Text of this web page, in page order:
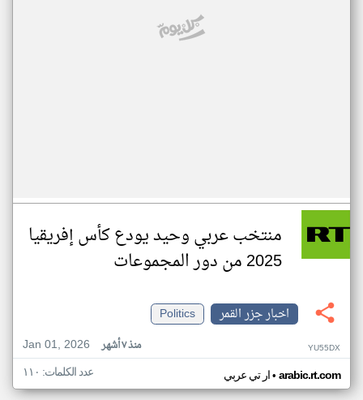
منتخب عربي وحيد يودع كأس إفريقيا
2025 من دور المجموعات
اخبار جزر القمر
Politics
Jan 01, 2026
منذ ٧ أشهر YU55DX
ار تي عربي• arabic.rt.com عدد الكلمات: ١١٠